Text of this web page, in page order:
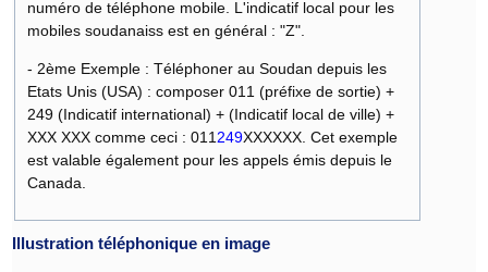
numéro de téléphone mobile. L'indicatif local pour les
mobiles soudanaiss est en général : "Z".
- 2ème Exemple : Téléphoner au Soudan depuis les
Etats Unis (USA) : composer 011 (préfixe de sortie) +
249 (Indicatif international) + (Indicatif local de ville) +
XXX XXX comme ceci : 011 249XXXXXX. Cet exemple
est valable également pour les appels émis depuis le
Canada.
Illustration téléphonique en image